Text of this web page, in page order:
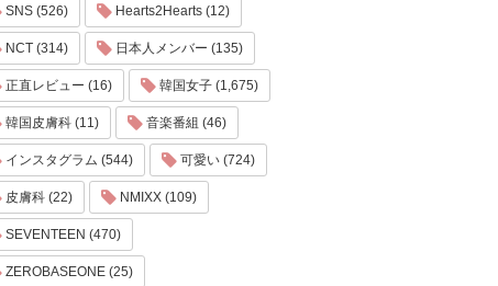
SNS (526) Hearts2Hearts (12)
NCT (314) 日本人メンバー (135)
正直レビュー (16) 韓国女子 (1,675)
韓国皮膚科 (11) 音楽番組 (46)
インスタグラム (544) 可愛い (724)
皮膚科 (22) NMIXX (109)
SEVENTEEN (470)
ZEROBASEONE (25)